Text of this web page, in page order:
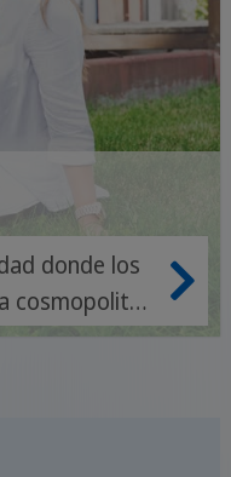
donde los
cosmopolita